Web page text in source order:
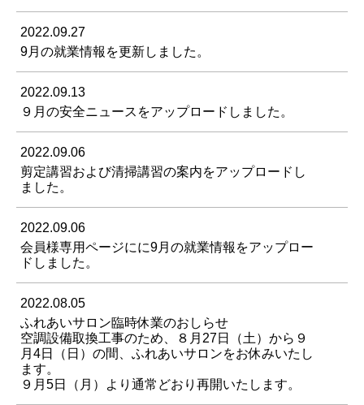
2022.09.27
9月の就業情報を更新しました。
2022.09.13
９月の安全ニュースをアップロードしました。
2022.09.06
剪定講習および清掃講習の案内をアップロードし
ました。
2022.09.06
会員様専用ページにに9月の就業情報をアップロー
ドしました。
2022.08.05
ふれあいサロン臨時休業のおしらせ
空調設備取換工事のため、８月27日（土）から９
月4日（日）の間、ふれあいサロンをお休みいたし
ます。
９月5日（月）より通常どおり再開いたします。